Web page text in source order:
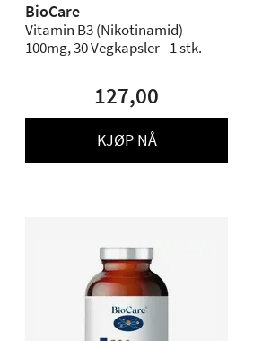
BioCare
Vitamin B3 (Nikotinamid)
100mg, 30 Vegkapsler - 1 stk.
127,00
KJØP NÅ